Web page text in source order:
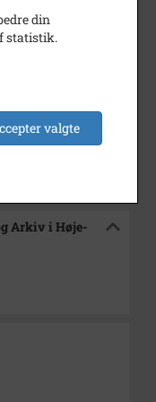
og Arkiv i
Kommune
Arkiv i Høje-
din
statistik.
valgte